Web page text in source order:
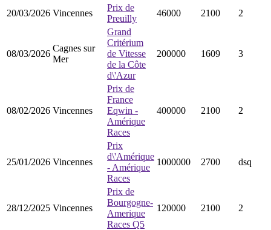
20/03/2026 Vincennes
Prix de
Preuilly
46000 2100 2
08/03/2026
Cagnes sur
Mer
Grand
Critérium
de Vitesse
de la Côte
d\'Azur
200000 1609 3
08/02/2026 Vincennes
Prix de
France
Eqwin -
Amérique
Races
400000 2100 2
25/01/2026 Vincennes
Prix
d\'Amérique
- Amérique
Races
1000000 2700 dsq
28/12/2025 Vincennes
Prix de
Bourgogne-
Amerique
Races Q5
120000 2100 2